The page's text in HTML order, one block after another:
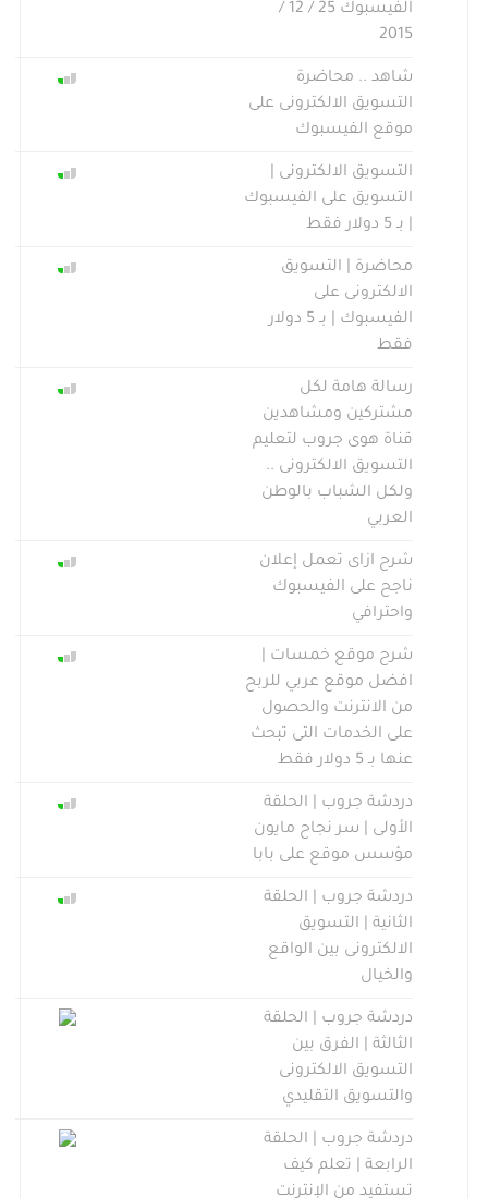
الفيسبوك 25 / 12 /
2015
شاهد .. محاضرة
التسويق الالكترونى على
موقع الفيسبوك
التسويق الالكترونى |
التسويق على الفيسبوك
| بـ 5 دولار فقط
محاضرة | التسويق
الالكترونى على
الفيسبوك | بـ 5 دولار
فقط
رسالة هامة لكل
مشتركين ومشاهدين
قناة هوى جروب لتعليم
التسويق الالكترونى ..
ولكل الشباب بالوطن
العربي
شرح ازاى تعمل إعلان
ناجح على الفيسبوك
واحترافي
شرح موقع خمسات |
افضل موقع عربي للربح
من الانترنت والحصول
على الخدمات التى تبحث
عنها بـ 5 دولار فقط
دردشة جروب | الحلقة
الأولى | سر نجاح مايون
مؤسس موقع على بابا
دردشة جروب | الحلقة
الثانية | التسويق
الالكترونى بين الواقع
والخيال
دردشة جروب | الحلقة
الثالثة | الفرق بين
التسويق الالكترونى
والتسويق التقليدي
دردشة جروب | الحلقة
الرابعة | تعلم كيف
تستفيد من الإنترنت